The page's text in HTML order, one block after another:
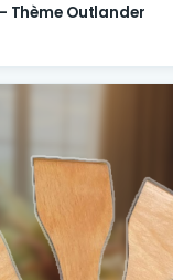
Thème Outlander